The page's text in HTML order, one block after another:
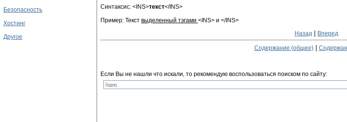
Безопасность
Хостинг
Другое
Синтаксис: <INS>текст</INS>
Пример: Текст выделенный тэгами <INS> и </INS>
Назад | Вперед
Содержание (общее)|
Если Вы не нашли что искали, то рекомендую воспользоваться поиском по сайту: